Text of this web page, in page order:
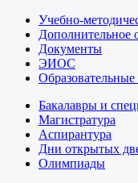
Учебно-
Дополнительное
Документы
ЭИОС
Бакалавры и
Магистратура
Аспирантура
Дни открытых
Олимпиады